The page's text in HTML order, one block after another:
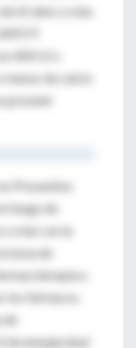
65 años o más.
400 UI o
de calcio
prevenir
Preventive
riesgo de
o más con la
toma de
a
los fármacos,
energía dual